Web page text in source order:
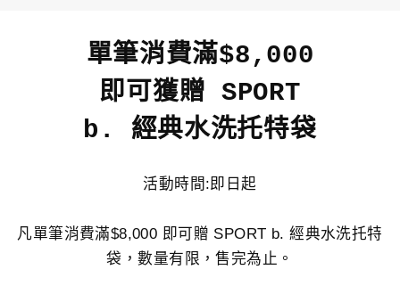
單筆消費滿$8,000
即可獲贈 SPORT
b. 經典水洗托特袋
活動時間:即日起
凡單筆消費滿$8,000 即可贈 SPORT b. 經典水洗托特
袋，數量有限，售完為止。